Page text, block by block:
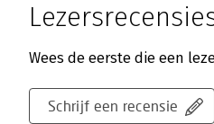
Wees de eerste die een
Schrijf een recensie